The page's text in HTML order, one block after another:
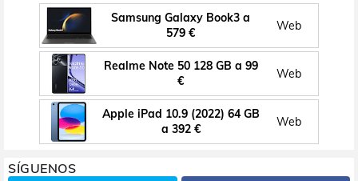
Samsung Galaxy Book3 a
579 €
Web
Realme Note 50 128 GB a 99
€
Web
Apple iPad 10.9 (2022) 64 GB
a 392 €
Web
SÍGUENOS